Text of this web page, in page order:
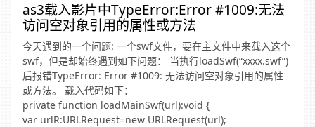
as3载入影片中TypeError:Error #1009:无法
访问空对象引用的属性或方法
今天遇到的一个问题: 一个swf文件，要在主文件中来载入这个
swf，但是却始终遇到如下问题： 当执行loadSwf(“xxxx.swf”)
后报错TypeError: Error #1009: 无法访问空对象引用的属性
或方法。 载入代码如下：
private function loadMainSwf(url):void {
var urlR:URLRequest=new URLRequest(url);